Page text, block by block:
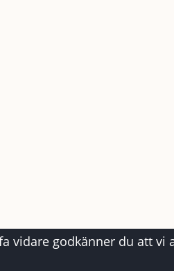
vidare godkänner du att vi